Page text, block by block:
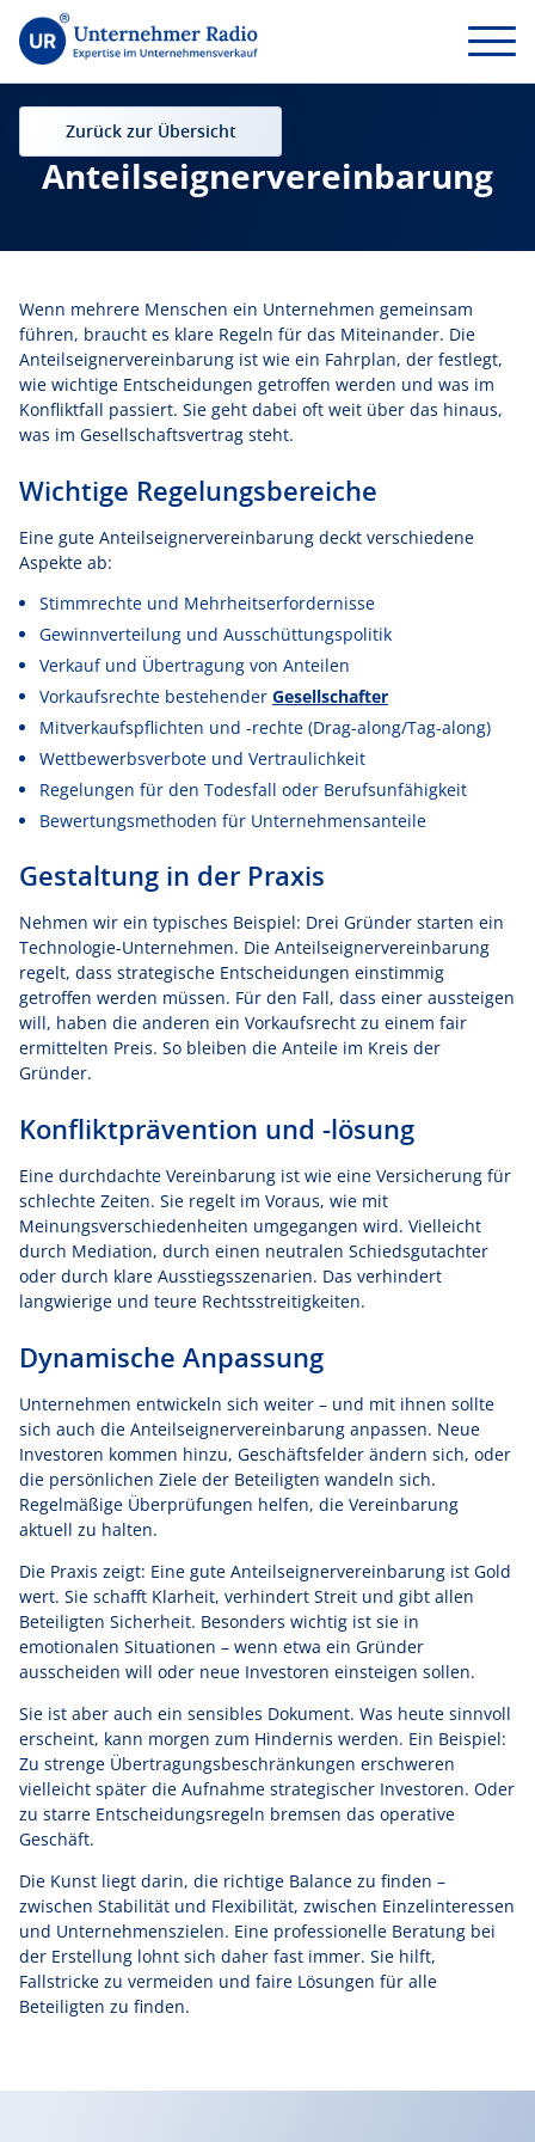
Zurück zur Übersicht
Anteilseignervereinbarung
Wenn mehrere Menschen ein Unternehmen gemeinsam
führen, braucht es klare Regeln für das Miteinander. Die
Anteilseignervereinbarung ist wie ein Fahrplan, der festlegt,
wie wichtige Entscheidungen getroffen werden und was im
Konfliktfall passiert. Sie geht dabei oft weit über das hinaus,
was im Gesellschaftsvertrag steht.
Wichtige Regelungsbereiche
Eine gute Anteilseignervereinbarung deckt verschiedene
Aspekte ab:
Stimmrechte und Mehrheitserfordernisse
Gewinnverteilung und Ausschüttungspolitik
Verkauf und Übertragung von Anteilen
Vorkaufsrechte bestehender Gesellschafter
Mitverkaufspflichten und -rechte (Drag-along/Tag-along)
Wettbewerbsverbote und Vertraulichkeit
Regelungen für den Todesfall oder Berufsunfähigkeit
Bewertungsmethoden für Unternehmensanteile
Gestaltung in der Praxis
Nehmen wir ein typisches Beispiel: Drei Gründer starten ein
Technologie-Unternehmen. Die Anteilseignervereinbarung
regelt, dass strategische Entscheidungen einstimmig
getroffen werden müssen. Für den Fall, dass einer aussteigen
will, haben die anderen ein Vorkaufsrecht zu einem fair
ermittelten Preis. So bleiben die Anteile im Kreis der
Gründer.
Konfliktprävention und -lösung
Eine durchdachte Vereinbarung ist wie eine Versicherung für
schlechte Zeiten. Sie regelt im Voraus, wie mit
Meinungsverschiedenheiten umgegangen wird. Vielleicht
durch Mediation, durch einen neutralen Schiedsgutachter
oder durch klare Ausstiegsszenarien. Das verhindert
langwierige und teure Rechtsstreitigkeiten.
Dynamische Anpassung
Unternehmen entwickeln sich weiter – und mit ihnen sollte
sich auch die Anteilseignervereinbarung anpassen. Neue
Investoren kommen hinzu, Geschäftsfelder ändern sich, oder
die persönlichen Ziele der Beteiligten wandeln sich.
Regelmäßige Überprüfungen helfen, die Vereinbarung
aktuell zu halten.
Die Praxis zeigt: Eine gute Anteilseignervereinbarung ist Gold
wert. Sie schafft Klarheit, verhindert Streit und gibt allen
Beteiligten Sicherheit. Besonders wichtig ist sie in
emotionalen Situationen – wenn etwa ein Gründer
ausscheiden will oder neue Investoren einsteigen sollen.
Sie ist aber auch ein sensibles Dokument. Was heute sinnvoll
erscheint, kann morgen zum Hindernis werden. Ein Beispiel:
Zu strenge Übertragungsbeschränkungen erschweren
vielleicht später die Aufnahme strategischer Investoren. Oder
zu starre Entscheidungsregeln bremsen das operative
Geschäft.
Die Kunst liegt darin, die richtige Balance zu finden –
zwischen Stabilität und Flexibilität, zwischen Einzelinteressen
und Unternehmenszielen. Eine professionelle Beratung bei
der Erstellung lohnt sich daher fast immer. Sie hilft,
Fallstricke zu vermeiden und faire Lösungen für alle
Beteiligten zu finden.